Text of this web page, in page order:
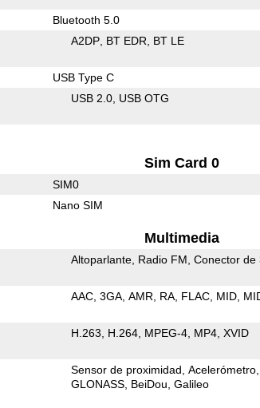
Bluetooth 5.0
A2DP BT EDR BT LE
USB Type C
USB 2.0 USB OTG
Sim Card 0
SIM0
Nano SIM
Multimedia
Altoparlante Radio FM Conector de
AAC 3GA AMR RA FLAC MID
H.263 H.264 MPEG-4 MP4 XVID
Sensor de proximidad Acelerómetro
GLONASS BeiDou Galileo